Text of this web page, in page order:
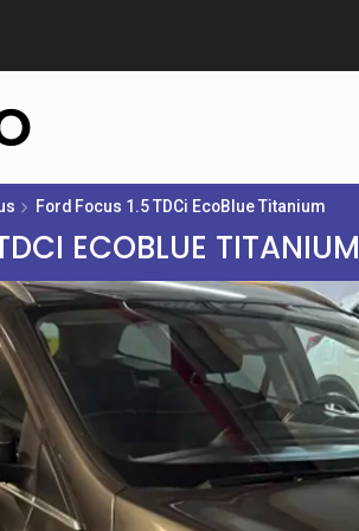
Ford Focus 1.5 TDCi EcoBlue Titanium
ECOBLUE TITANIUM